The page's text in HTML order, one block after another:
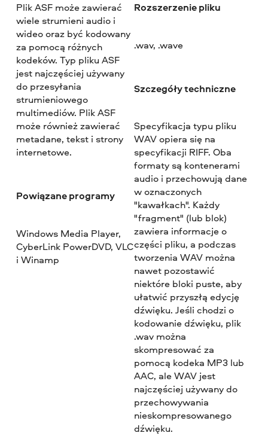
Plik ASF może zawierać
wiele strumieni audio i
wideo oraz być kodowany
za pomocą różnych
kodeków. Typ pliku ASF
jest najczęściej używany
do przesyłania
strumieniowego
multimediów. Plik ASF
może również zawierać
metadane, tekst i strony
internetowe.
Powiązane programy
Windows Media Player,
CyberLink PowerDVD, VLC
i Winamp
Rozszerzenie pliku
.wav, .wave
Szczegóły techniczne
Specyfikacja typu pliku
WAV opiera się na
specyfikacji RIFF. Oba
formaty są kontenerami
audio i przechowują dane
w oznaczonych
"kawałkach". Każdy
"fragment" (lub blok)
zawiera informacje o
części pliku, a podczas
tworzenia WAV można
nawet pozostawić
niektóre bloki puste, aby
ułatwić przyszłą edycję
dźwięku. Jeśli chodzi o
kodowanie dźwięku, plik
.wav można
skompresować za
pomocą kodeka MP3 lub
AAC, ale WAV jest
najczęściej używany do
przechowywania
nieskompresowanego
dźwięku.